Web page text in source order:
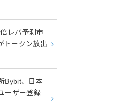
レバ予測市
トークン放出
Bybit、日本
ーザー登録